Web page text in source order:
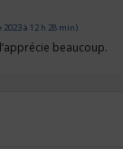
à 12 h 28 min)
beaucoup.